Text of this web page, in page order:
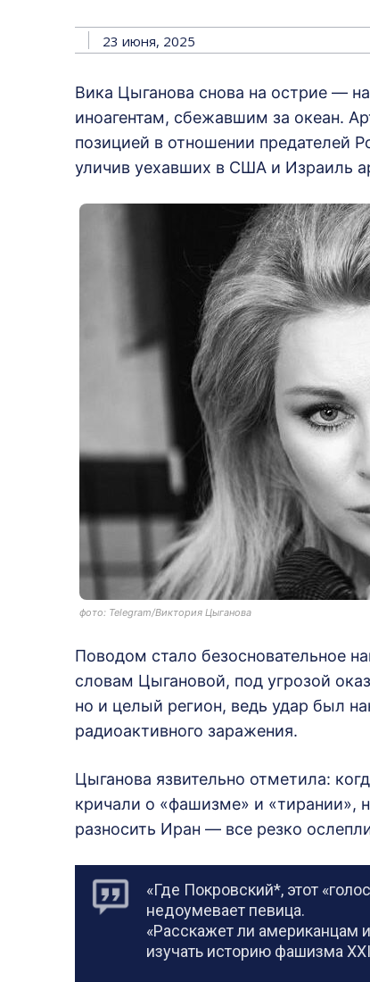
23 июня, 2025
Вика Цыганова снова на острие —
иноагентам, сбежавшим за океан.
позицией в отношении предателей
уличив уехавших в США и Израиль
фото: Telegram/Виктория Цыганова
Поводом стало безосновательное
словам Цыгановой, под угрозой
но и целый регион, ведь удар был
радиоактивного заражения.
Цыганова язвительно отметила:
кричали о «фашизме» и «тирании»,
разносить Иран — все резко
«Где Покровский*, этот
недоумевает певица.
«Расскажет ли американцам
изучать историю фашизма